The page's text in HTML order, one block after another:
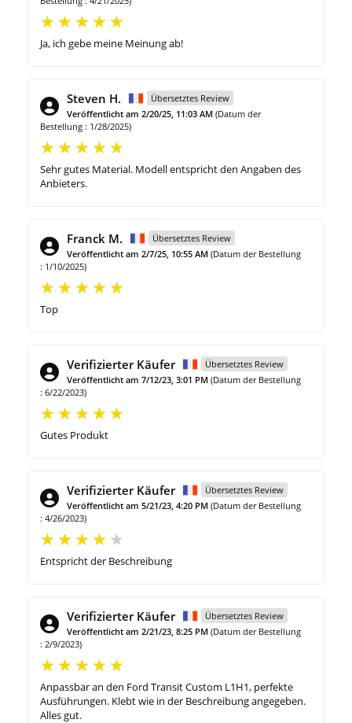
Ja, ich gebe meine Meinung ab!
Steven H.
Übersetztes Review
Veröffentlicht am 2/20/25, 11:03 AM (Datum der
Bestellung : 1/28/2025)
Sehr gutes Material. Modell entspricht den Angaben des
Anbieters.
Franck M.
Übersetztes Review
Veröffentlicht am 2/7/25, 10:55 AM (Datum der Bestellung
: 1/10/2025)
Top
Verifizierter Käufer
Übersetztes Review
Veröffentlicht am 7/12/23, 3:01 PM (Datum der Bestellung
: 6/22/2023)
Gutes Produkt
Verifizierter Käufer
Übersetztes Review
Veröffentlicht am 5/21/23, 4:20 PM (Datum der Bestellung
: 4/26/2023)
Entspricht der Beschreibung
Verifizierter Käufer
Übersetztes Review
Veröffentlicht am 2/21/23, 8:25 PM (Datum der Bestellung
: 2/9/2023)
Anpassbar an den Ford Transit Custom L1H1, perfekte
Ausführungen. Klebt wie in der Beschreibung angegeben.
Alles gut.